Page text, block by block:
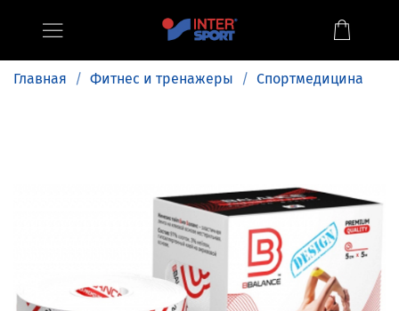
Главная Фитнес и тренажеры Спортмедицина